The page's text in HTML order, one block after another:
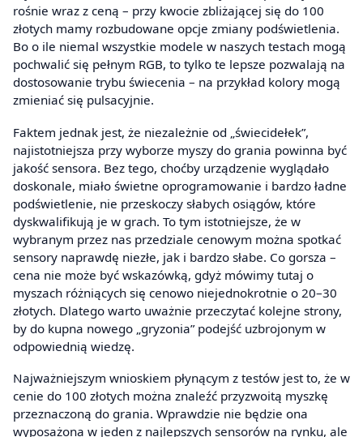
rośnie wraz z ceną – przy kwocie zbliżającej się do 100
złotych mamy rozbudowane opcje zmiany podświetlenia.
Bo o ile niemal wszystkie modele w naszych testach mogą
pochwalić się pełnym RGB, to tylko te lepsze pozwalają na
dostosowanie trybu świecenia – na przykład kolory mogą
zmieniać się pulsacyjnie.
Faktem jednak jest, że niezależnie od „świecidełek”,
najistotniejsza przy wyborze myszy do grania powinna być
jakość sensora. Bez tego, choćby urządzenie wyglądało
doskonale, miało świetne oprogramowanie i bardzo ładne
podświetlenie, nie przeskoczy słabych osiągów, które
dyskwalifikują je w grach. To tym istotniejsze, że w
wybranym przez nas przedziale cenowym można spotkać
sensory naprawdę niezłe, jak i bardzo słabe. Co gorsza –
cena nie może być wskazówką, gdyż mówimy tutaj o
myszach różniących się cenowo niejednokrotnie o 20–30
złotych. Dlatego warto uważnie przeczytać kolejne strony,
by do kupna nowego „gryzonia” podejść uzbrojonym w
odpowiednią wiedzę.
Najważniejszym wnioskiem płynącym z testów jest to, że w
cenie do 100 złotych można znaleźć przyzwoitą myszkę
przeznaczoną do grania. Wprawdzie nie będzie ona
wyposażona w jeden z najlepszych sensorów na rynku, ale